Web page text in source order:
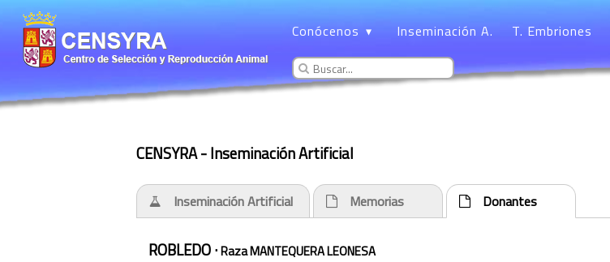
Conócenos Inseminación A. T. Embriones
CENSYRA - Inseminación Artificial
Inseminación Artificial Memorias Donantes
ROBLEDO ·Raza MANTEQUERA LEONESA